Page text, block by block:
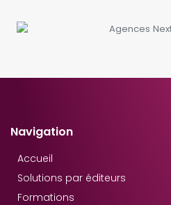
Navigation
Accueil
Solutions par éditeurs
Formations